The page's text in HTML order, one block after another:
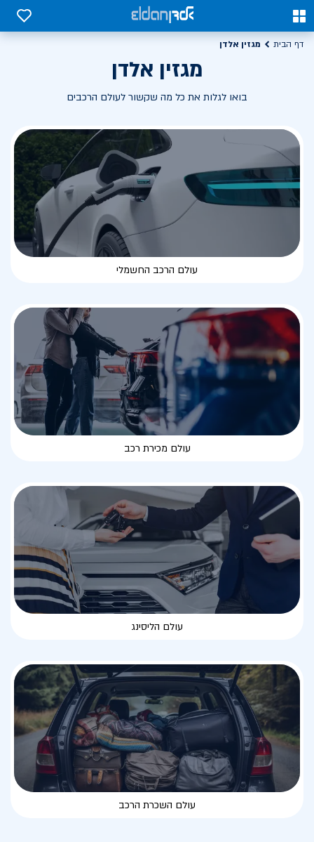
0
0
דף הבית מגזין אלדן
מגזין אלדן
בואו לגלות את כל מה שקשור לעולם הרכבים
עולם הרכב החשמלי
עולם מכירת רכב
עולם הליסינג
עולם השכרת הרכב